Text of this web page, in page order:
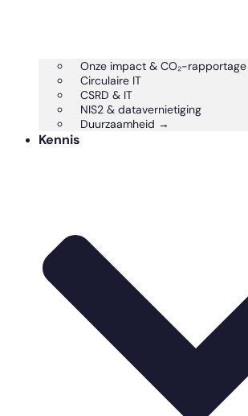
Onze impact & CO₂-rapportage
Circulaire IT
CSRD & IT
NIS2 & datavernietiging
Duurzaamheid →
Kennis